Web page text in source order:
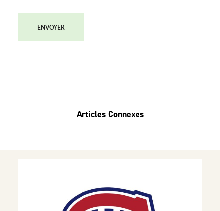
ENVOYER
Articles Connexes